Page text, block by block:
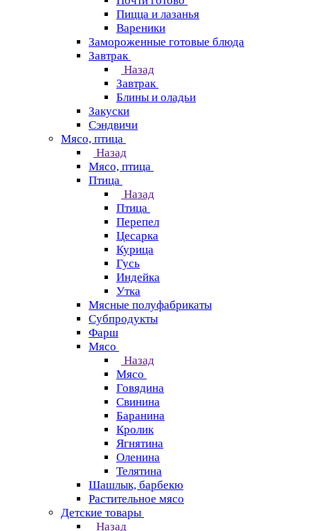
Пицца и лазанья
Вареники
Замороженные готовые блюда
Завтрак
Назад
Завтрак
Блины и оладьи
Закуски
Сэндвичи
Мясо, птица
Назад
Мясо, птица
Птица
Назад
Птица
Перепел
Цесарка
Курица
Гусь
Индейка
Утка
Мясные полуфабрикаты
Субпродукты
Фарш
Мясо
Назад
Мясо
Говядина
Свинина
Баранина
Кролик
Ягнятина
Оленина
Телятина
Шашлык, барбекю
Растительное мясо
Детские товары
Назад